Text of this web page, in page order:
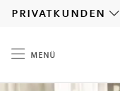
privatkunden
menü